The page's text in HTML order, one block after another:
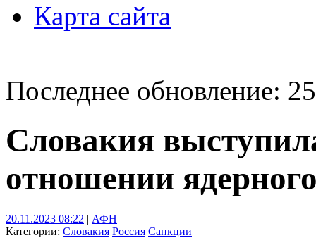
Карта сайта
Последнее обновление:
Словакия
отношении
20.11.2023 08:22 | АФН
Категории: Словакия Россия Санкции